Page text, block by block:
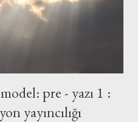
pre - yazı 1 :
yayıncılığı